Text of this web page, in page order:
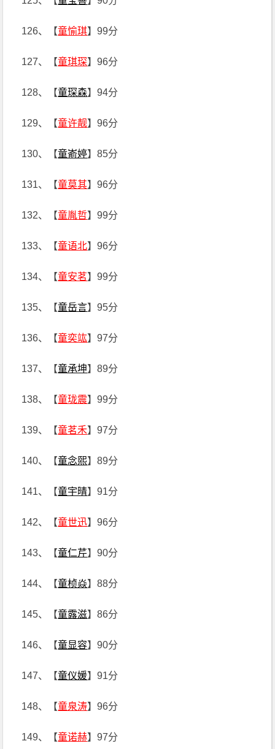
126、【童愉琪】99分
127、【童琪琛】96分
128、【童琛森】94分
129、【童许靓】96分
130、【童嵛婷】85分
131、【童莫其】96分
132、【童胤哲】99分
133、【童语北】96分
134、【童安茗】99分
135、【童岳言】95分
136、【童奕竑】97分
137、【童承坤】89分
138、【童珑震】99分
139、【童茗禾】97分
140、【童念煕】89分
141、【童宇晴】91分
142、【童世迅】96分
143、【童仁芹】90分
144、【童桢焱】88分
145、【童露滋】86分
146、【童显容】90分
147、【童仪媛】91分
148、【童泉涛】96分
149、【童诺赫】97分